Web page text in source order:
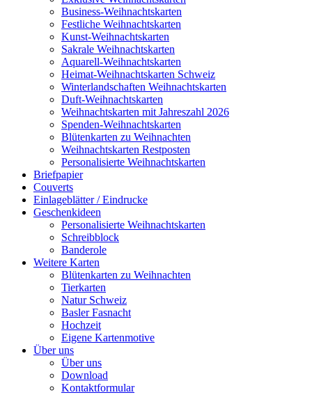
Business-Weihnachtskarten
Festliche Weihnachtskarten
Kunst-Weihnachtskarten
Sakrale Weihnachtskarten
Aquarell-Weihnachtskarten
Heimat-Weihnachtskarten Schweiz
Winterlandschaften Weihnachtskarten
Duft-Weihnachtskarten
Weihnachtskarten mit Jahreszahl 2026
Spenden-Weihnachtskarten
Blütenkarten zu Weihnachten
Weihnachtskarten Restposten
Personalisierte Weihnachtskarten
Briefpapier
Couverts
Einlageblätter / Eindrucke
Geschenkideen
Personalisierte Weihnachtskarten
Schreibblock
Banderole
Weitere Karten
Blütenkarten zu Weihnachten
Tierkarten
Natur Schweiz
Basler Fasnacht
Hochzeit
Eigene Kartenmotive
Über uns
Über uns
Download
Kontaktformular